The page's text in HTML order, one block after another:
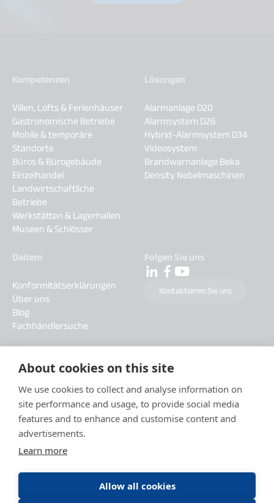
About cookies on this site
We use cookies to collect and analyse information on
site performance and usage, to provide social media
features and to enhance and customise content and
advertisements.
Learn more
Allow all cookies
Kompetenzen
Villen, Lofts & Ferienhäuser
Gastronomische Betriebe
Mobile & temporäre
Standorte
Büros & Bürogebäude
Einzelhandel
Landwirtschaftliche
Betriebe
Werkstätten & Lagerhallen
Museen & Schlösser
Lösungen
Alarmanlage D20
Alarmsystem D26
Hybrid-Alarmsystem D34
Videosystem
Brandwarnanlage Beka
Density Nebelmaschinen
Daitem
Konformitätserklärungen
Über uns
Blog
Fachhändlersuche
Folgen Sie uns
Kontaktieren Sie uns